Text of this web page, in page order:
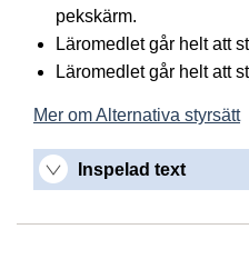
pekskärm.
Läromedlet går helt att
Läromedlet går helt att
Mer om Alternativa styrsätt
Inspelad text